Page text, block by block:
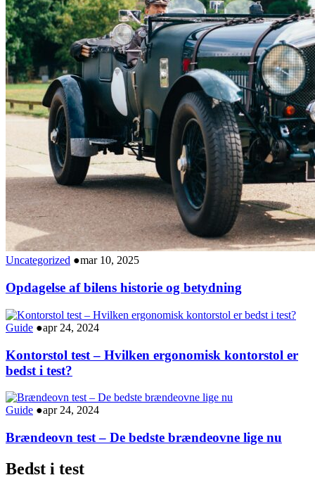
Uncategorized ●mar 10, 2025
Opdagelse af bilens historie og betydning
Guide ●apr 24, 2024
Kontorstol test – Hvilken ergonomisk kontorstol er
bedst i test?
Guide ●apr 24, 2024
Brændeovn test – De bedste brændeovne lige nu
Bedst i test